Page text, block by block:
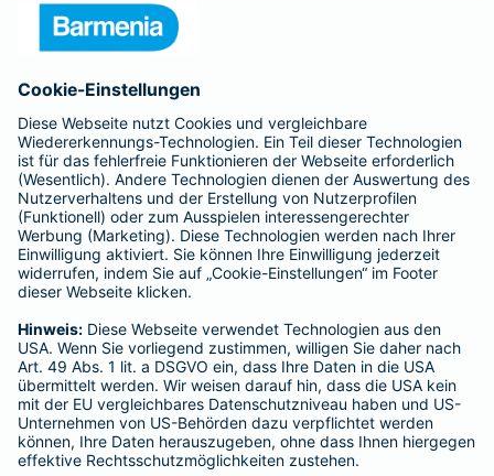
Barmenia ist Teil der BarmeniaGothaer
BELIEBTE SEITEN
Kranken-Zusatzversicherung
Tierversicherungen
Haftpflichtversicherung
Hausratversicherung
Adresse ändern
Schaden melden
Kilometerstandsmeldung
Serviceübersicht